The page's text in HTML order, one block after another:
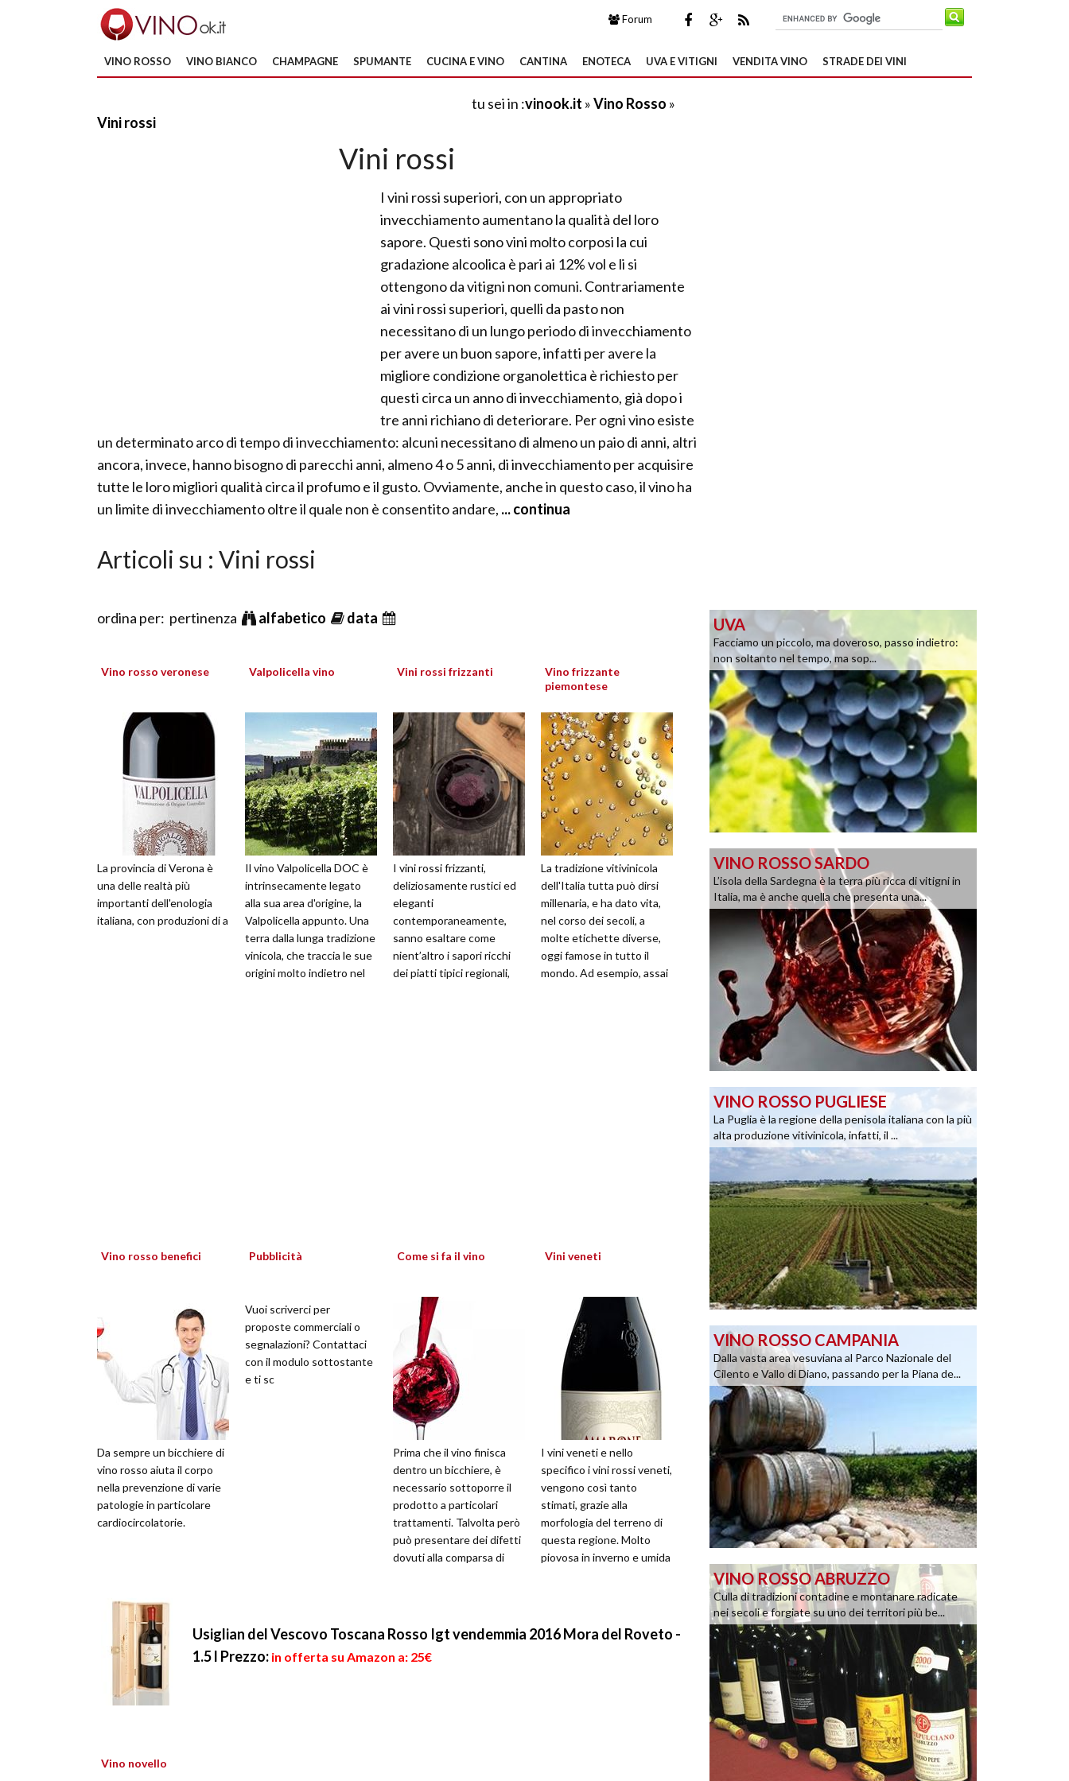
Forum
VINO ROSSO VINO BIANCO CHAMPAGNE SPUMANTE CUCINA E VINO CANTINA ENOTECA UVA E VITIGNI VENDITA VINO STRADE DEI VINI
tu sei in :vinook.it »Vino Rosso »
Vini rossi
Vini rossi
I vini rossi superiori, con un appropriato
invecchiamento aumentano la qualità del loro
sapore. Questi sono vini molto corposi la cui
gradazione alcoolica è pari ai 12% vol e li si
ottengono da vitigni non comuni. Contrariamente
ai vini rossi superiori, quelli da pasto non
necessitano di un lungo periodo di invecchiamento
per avere un buon sapore, infatti per avere la
migliore condizione organolettica è richiesto per
questi circa un anno di invecchiamento, già dopo i
tre anni richiano di deteriorare. Per ogni vino esiste
un determinato arco di tempo di invecchiamento: alcuni necessitano di almeno un paio di anni, altri
ancora, invece, hanno bisogno di parecchi anni, almeno 4 o 5 anni, di invecchiamento per acquisire
tutte le loro migliori qualità circa il profumo e il gusto. Ovviamente, anche in questo caso, il vino ha
un limite di invecchiamento oltre il quale non è consentito andare, ... continua
Articoli su : Vini rossi
ordina per: pertinenza alfabetico data
Vino rosso veronese
La provincia di Verona è
una delle realtà più
importanti dell'enologia
italiana, con produzioni di a
Valpolicella vino
Il vino Valpolicella DOC è
intrinsecamente legato
alla sua area d'origine, la
Valpolicella appunto. Una
terra dalla lunga tradizione
vinicola, che traccia le sue
origini molto indietro nel
Vini rossi frizzanti
I vini rossi frizzanti,
deliziosamente rustici ed
eleganti
contemporaneamente,
sanno esaltare come
nient’altro i sapori ricchi
dei piatti tipici regionali,
Vino frizzante
piemontese
La tradizione vitivinicola
dell'Italia tutta può dirsi
millenaria, e ha dato vita,
nel corso dei secoli, a
molte etichette diverse,
oggi famose in tutto il
mondo. Ad esempio, assai
Vino rosso benefici
Da sempre un bicchiere di
vino rosso aiuta il corpo
nella prevenzione di varie
patologie in particolare
cardiocircolatorie.
Pubblicità
Vuoi scriverci per
proposte commerciali o
segnalazioni? Contattaci
con il modulo sottostante
e ti sc
Come si fa il vino
Prima che il vino finisca
dentro un bicchiere, è
necessario sottoporre il
prodotto a particolari
trattamenti. Talvolta però
può presentare dei difetti
dovuti alla comparsa di
Vini veneti
I vini veneti e nello
specifico i vini rossi veneti,
vengono così tanto
stimati, grazie alla
morfologia del terreno di
questa regione. Molto
piovosa in inverno e umida
Usiglian del Vescovo Toscana Rosso Igt vendemmia 2016 Mora del Roveto -
1.5 l Prezzo: in offerta su Amazon a: 25€
Vino novello
UVA
Facciamo un piccolo, ma doveroso, passo indietro:
non soltanto nel tempo, ma sop...
VINO ROSSO SARDO
L’isola della Sardegna è la terra più ricca di vitigni in
Italia, ma è anche quella che presenta una...
VINO ROSSO PUGLIESE
La Puglia è la regione della penisola italiana con la più
alta produzione vitivinicola, infatti, il ...
VINO ROSSO CAMPANIA
Dalla vasta area vesuviana al Parco Nazionale del
Cilento e Vallo di Diano, passando per la Piana de...
VINO ROSSO ABRUZZO
Culla di tradizioni contadine e montanare radicate
nei secoli e forgiate su uno dei territori più be...